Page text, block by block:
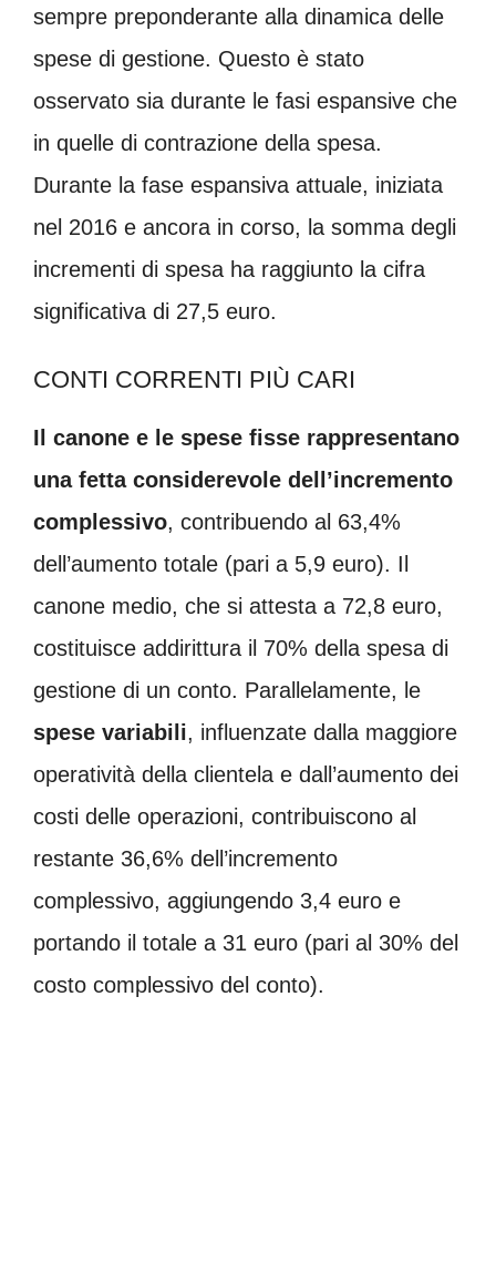
sempre preponderante alla dinamica delle
spese di gestione. Questo è stato
osservato sia durante le fasi espansive che
in quelle di contrazione della spesa.
Durante la fase espansiva attuale, iniziata
nel 2016 e ancora in corso, la somma degli
incrementi di spesa ha raggiunto la cifra
significativa di 27,5 euro.
CONTI CORRENTI PIÙ CARI
Il canone e le spese fisse rappresentano
una fetta considerevole dell’incremento
complessivo, contribuendo al 63,4%
dell’aumento totale (pari a 5,9 euro). Il
canone medio, che si attesta a 72,8 euro,
costituisce addirittura il 70% della spesa di
gestione di un conto. Parallelamente, le
spese variabili, influenzate dalla maggiore
operatività della clientela e dall’aumento dei
costi delle operazioni, contribuiscono al
restante 36,6% dell’incremento
complessivo, aggiungendo 3,4 euro e
portando il totale a 31 euro (pari al 30% del
costo complessivo del conto).